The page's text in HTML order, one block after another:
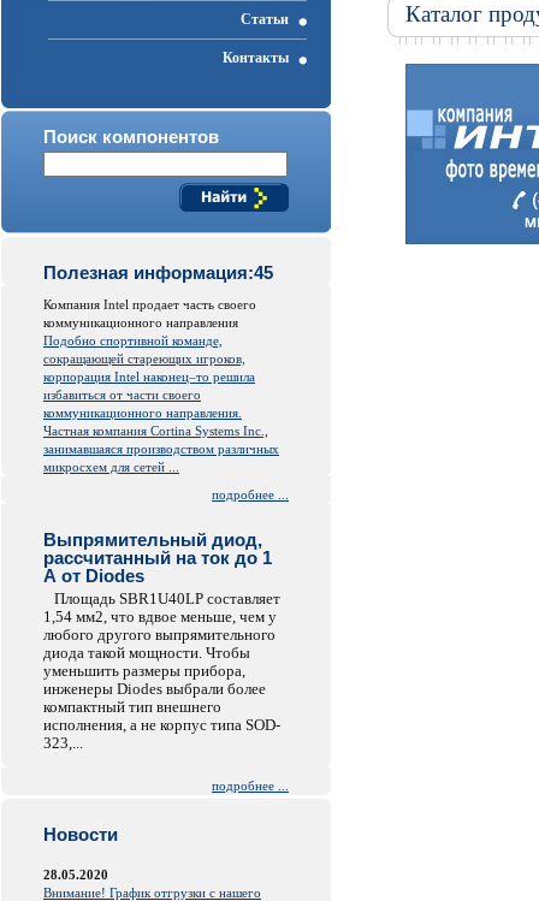
Статьи
Контакты
Поиск компонентов
Полезная информация:45
Компания Intel продает часть своего
коммуникационного направления
Подобно спортивной команде,
сокращающей стареющих игроков,
корпорация Intel наконец–то решила
избавиться от части своего
коммуникационного направления.
Частная компания Cortina Systems Inc.,
занимавшаяся производством различных
микросхем для сетей ...
подробнее ...
Выпрямительный диод,
рассчитанный на ток до 1
А от Diodes
Площадь SBR1U40LP составляет
1,54 мм2, что вдвое меньше, чем у
любого другого выпрямительного
диода такой мощности. Чтобы
уменьшить размеры прибора,
инженеры Diodes выбрали более
компактный тип внешнего
исполнения, а не корпус типа SOD-
323,...
подробнее ...
Новости
28.05.2020
Внимание! График отгрузки с нашего
Каталог